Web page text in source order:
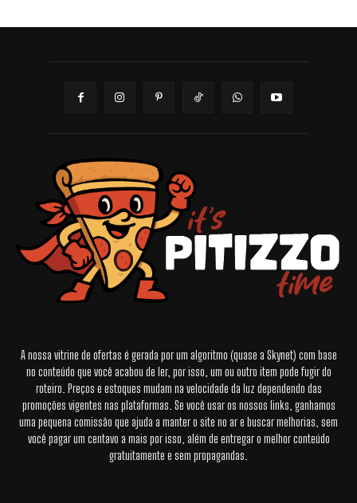
A nossa vitrine de ofertas é gerada por um algoritmo (quase a Skynet) com base
no conteúdo que você acabou de ler, por isso, um ou outro item pode fugir do
roteiro. Preços e estoques mudam na velocidade da luz dependendo das
promoções vigentes nas plataformas. Se você usar os nossos links, ganhamos
uma pequena comissão que ajuda a manter o site no ar e buscar melhorias, sem
você pagar um centavo a mais por isso, além de entregar o melhor conteúdo
gratuitamente e sem propagandas.